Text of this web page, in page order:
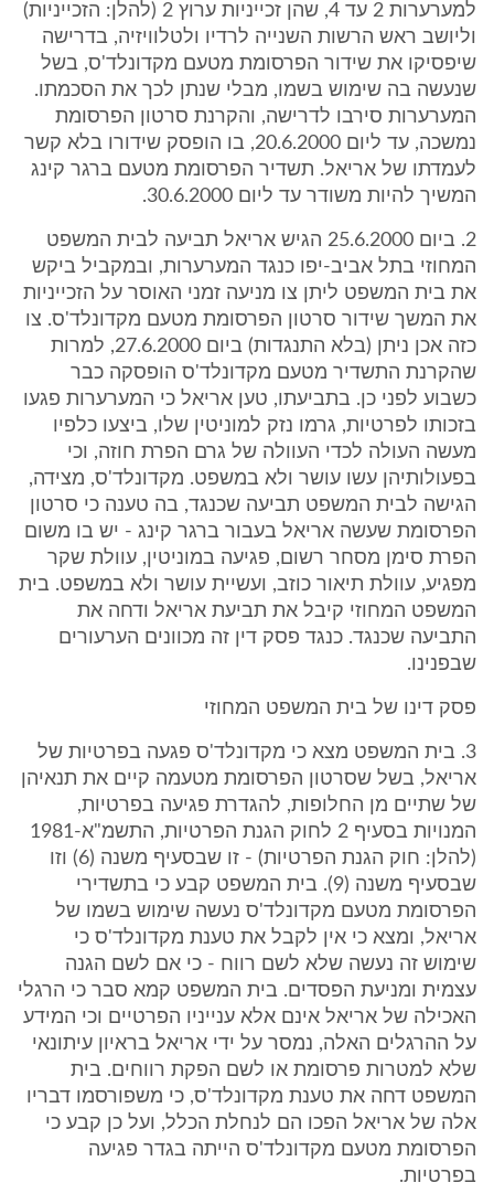
למערערות 2 עד 4, שהן זכייניות ערוץ 2 (להלן: הזכייניות)
וליושב ראש הרשות השנייה לרדיו ולטלוויזיה, בדרישה
שיפסיקו את שידור הפרסומת מטעם מקדונלד'ס, בשל
שנעשה בה שימוש בשמו, מבלי שנתן לכך את הסכמתו.
המערערות סירבו לדרישה, והקרנת סרטון הפרסומת
נמשכה, עד ליום 20.6.2000, בו הופסק שידורו בלא קשר
לעמדתו של אריאל. תשדיר הפרסומת מטעם ברגר קינג
המשיך להיות משודר עד ליום 30.6.2000.
2. ביום 25.6.2000 הגיש אריאל תביעה לבית המשפט
המחוזי בתל אביב-יפו כנגד המערערות, ובמקביל ביקש
את בית המשפט ליתן צו מניעה זמני האוסר על הזכייניות
את המשך שידור סרטון הפרסומת מטעם מקדונלד'ס. צו
כזה אכן ניתן (בלא התנגדות) ביום 27.6.2000, למרות
שהקרנת התשדיר מטעם מקדונלד'ס הופסקה כבר
כשבוע לפני כן. בתביעתו, טען אריאל כי המערערות פגעו
בזכותו לפרטיות, גרמו נזק למוניטין שלו, ביצעו כלפיו
מעשה העולה לכדי העוולה של גרם הפרת חוזה, וכי
בפעולותיהן עשו עושר ולא במשפט. מקדונלד'ס, מצידה,
הגישה לבית המשפט תביעה שכנגד, בה טענה כי סרטון
הפרסומת שעשה אריאל בעבור ברגר קינג - יש בו משום
הפרת סימן מסחר רשום, פגיעה במוניטין, עוולת שקר
מפגיע, עוולת תיאור כוזב, ועשיית עושר ולא במשפט. בית
המשפט המחוזי קיבל את תביעת אריאל ודחה את
התביעה שכנגד. כנגד פסק דין זה מכוונים הערעורים
שבפנינו.
פסק דינו של בית המשפט המחוזי
3. בית המשפט מצא כי מקדונלד'ס פגעה בפרטיות של
אריאל, בשל שסרטון הפרסומת מטעמה קיים את תנאיהן
של שתיים מן החלופות, להגדרת פגיעה בפרטיות,
המנויות בסעיף 2 לחוק הגנת הפרטיות, התשמ"א-1981
(להלן: חוק הגנת הפרטיות) - זו שבסעיף משנה (6) וזו
שבסעיף משנה (9). בית המשפט קבע כי בתשדירי
הפרסומת מטעם מקדונלד'ס נעשה שימוש בשמו של
אריאל, ומצא כי אין לקבל את טענת מקדונלד'ס כי
שימוש זה נעשה שלא לשם רווח - כי אם לשם הגנה
עצמית ומניעת הפסדים. בית המשפט קמא סבר כי הרגלי
האכילה של אריאל אינם אלא ענייניו הפרטיים וכי המידע
על ההרגלים האלה, נמסר על ידי אריאל בראיון עיתונאי
שלא למטרות פרסומת או לשם הפקת רווחים. בית
המשפט דחה את טענת מקדונלד'ס, כי משפורסמו דבריו
אלה של אריאל הפכו הם לנחלת הכלל, ועל כן קבע כי
הפרסומת מטעם מקדונלד'ס הייתה בגדר פגיעה
בפרטיות.